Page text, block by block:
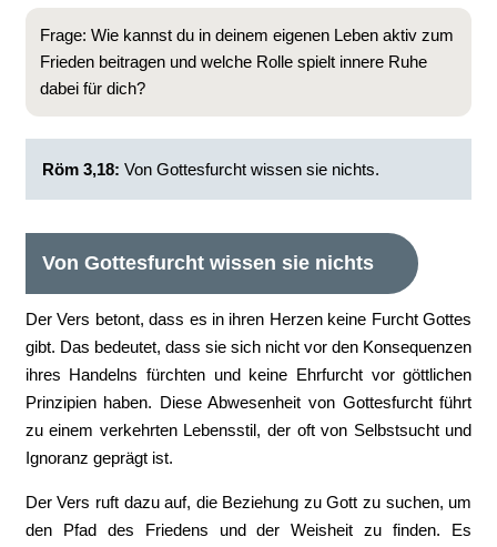
Frage: Wie kannst du in deinem eigenen Leben aktiv zum
Frieden beitragen und welche Rolle spielt innere Ruhe
dabei für dich?
‭Röm 3,18: Von Gottesfurcht wissen sie nichts.
Von Gottesfurcht wissen sie nichts
Der Vers betont, dass es in ihren Herzen keine Furcht Gottes
gibt. Das bedeutet, dass sie sich nicht vor den Konsequenzen
ihres Handelns fürchten und keine Ehrfurcht vor göttlichen
Prinzipien haben. Diese Abwesenheit von Gottesfurcht führt
zu einem verkehrten Lebensstil, der oft von Selbstsucht und
Ignoranz geprägt ist.
Der Vers ruft dazu auf, die Beziehung zu Gott zu suchen, um
den Pfad des Friedens und der Weisheit zu finden. Es